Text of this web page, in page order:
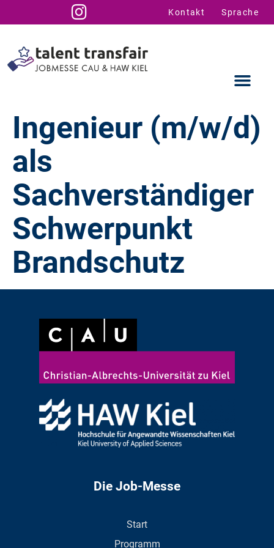
Kontakt Sprache
Ingenieur (m/w/d)
als
Sachverständiger
Schwerpunkt
Brandschutz
Die Job-Messe
Start
Programm